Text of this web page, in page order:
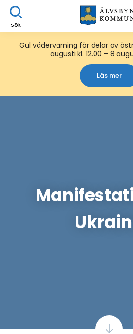
Sök
Gul vädervarning för delar av
augusti kl. 12.00 – 8
Läs mer